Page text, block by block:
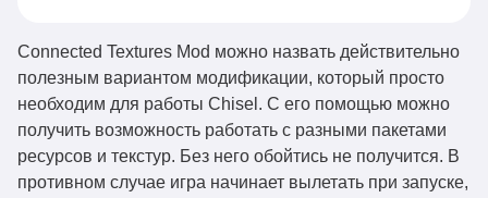
Connected Textures Mod можно назвать действительно
полезным вариантом модификации, который просто
необходим для работы Chisel. С его помощью можно
получить возможность работать с разными пакетами
ресурсов и текстур. Без него обойтись не получится. В
противном случае игра начинает вылетать при запуске,